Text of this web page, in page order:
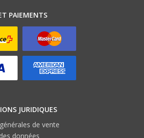
PAIEMENTS
JURIDIQUES
de vente
données